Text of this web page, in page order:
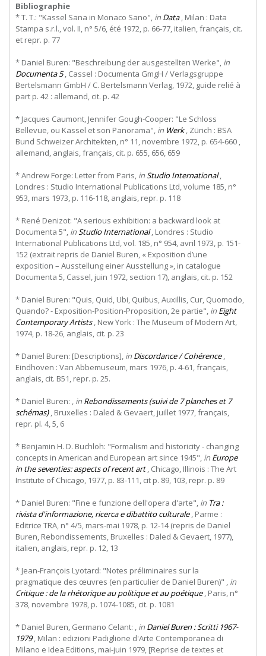
Bibliographie
* T. T.: "Kassel Sana in Monaco Sano", in Data, Milan : Data
Stampa s.r.l., vol. II, n° 5/6, été 1972, p. 66-77, italien, français, cit.
et repr. p. 77
* Daniel Buren: "Beschreibung der ausgestellten Werke", in
Documenta 5, Cassel : Documenta GmgH / Verlagsgruppe
Bertelsmann GmbH / C. Bertelsmann Verlag, 1972, guide relié à
part p. 42 : allemand, cit. p. 42
* Jacques Caumont, Jennifer Gough-Cooper: "Le Schloss
Bellevue, ou Kassel et son Panorama", in Werk, Zürich : BSA
Bund Schweizer Architekten, n° 11, novembre 1972, p. 654-660 ,
allemand, anglais, français, cit. p. 655, 656, 659
* Andrew Forge: Letter from Paris, inStudio International,
Londres : Studio International Publications Ltd, volume 185, n°
953, mars 1973, p. 116-118, anglais, repr. p. 118
* René Denizot: "A serious exhibition: a backward look at
Documenta 5", inStudio International, Londres : Studio
International Publications Ltd, vol. 185, n° 954, avril 1973, p. 151-
152 (extrait repris de Daniel Buren, « Exposition d’une
exposition – Ausstellung einer Ausstellung », in catalogue
Documenta 5, Cassel, juin 1972, section 17), anglais, cit. p. 152
* Daniel Buren: "Quis, Quid, Ubi, Quibus, Auxillis, Cur, Quomodo,
Quando? - Exposition-Position-Proposition, 2e partie", in Eight
Contemporary Artists, New York : The Museum of Modern Art,
1974, p. 18-26, anglais, cit. p. 23
* Daniel Buren: [Descriptions], in Discordance / Cohérence,
Eindhoven : Van Abbemuseum, mars 1976, p. 4-61, français,
anglais, cit. B51, repr. p. 25.
* Daniel Buren: , in Rebondissements (suivi de 7 planches et 7
schémas), Bruxelles : Daled & Gevaert, juillet 1977, français,
repr. pl. 4, 5, 6
* Benjamin H. D. Buchloh: "Formalism and historicity - changing
concepts in American and European art since 1945", in Europe
in the seventies: aspects of recent art, Chicago, Illinois : The Art
Institute of Chicago, 1977, p. 83-111, cit p. 89, 103, repr. p. 89
* Daniel Buren: "Fine e funzione dell'opera d'arte", in Tra :
rivista d'informazione, ricerca e dibattito culturale, Parme :
Editrice TRA, n° 4/5, mars-mai 1978, p. 12-14 (repris de Daniel
Buren, Rebondissements, Bruxelles : Daled & Gevaert, 1977),
italien, anglais, repr. p. 12, 13
* Jean-François Lyotard: "Notes préliminaires sur la
pragmatique des œuvres (en particulier de Daniel Buren)" , in
Critique : de la rhétorique au politique et au poétique, Paris, n°
378, novembre 1978, p. 1074-1085, cit. p. 1081
* Daniel Buren, Germano Celant: , in Daniel Buren : Scritti 1967-
1979, Milan : edizioni Padiglione d'Arte Contemporanea di
Milano e Idea Editions, mai-juin 1979, [Reprise de textes et